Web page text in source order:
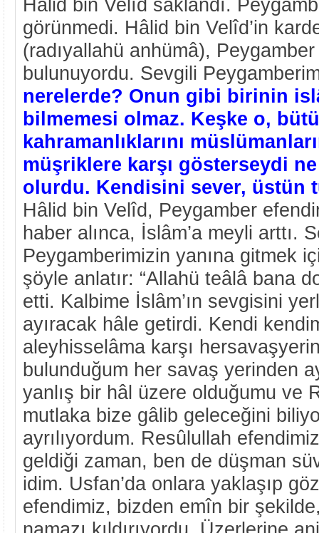
Hâlid bin Velîd saklandı.
görünmedi. Hâlid bin Velîd’in
(radıyallahü anhümâ),
bulunuyordu. Sevgili
nerelerde? Onun gibi birinin
bilmemesi olmaz. Keşke o,
kahramanlıklarını
müşriklere karşı gösterseydi ne
olurdu. Kendisini sever, üstün
Hâlid bin Velîd, Peygamber
haber alınca, İslâm’a meyli arttı.
Peygamberimizin yanına gitmek
şöyle anlatır: “Allahü teâlâ bana
etti. Kalbime İslâm’ın sevgisini
ayıracak hâle getirdi. Kendi
aleyhisselâma karşı
bulunduğum her savaş yerinden
yanlış bir hâl üzere olduğumu ve
mutlaka bize gâlib geleceğini
ayrılıyordum. Resûlullah
geldiği zaman, ben de düşman
idim. Usfan’da onlara yaklaşıp
efendimiz, bizden emîn bir